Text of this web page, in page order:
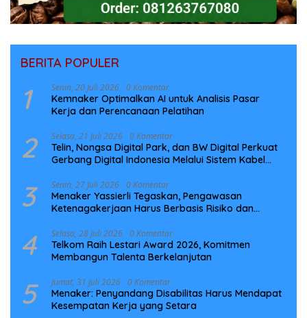
BERITA POPULER
1 Senin, 20 Juli 2026 0 Komentar
Kemnaker Optimalkan AI untuk Analisis Pasar
Kerja dan Perencanaan Pelatihan
2 Selasa, 21 Juli 2026 0 Komentar
Telin, Nongsa Digital Park, dan BW Digital Perkuat
Gerbang Digital Indonesia Melalui Sistem Kabel
3 Senin, 27 Juli 2026 0 Komentar
Menaker Yassierli Tegaskan, Pengawasan
Ketenagakerjaan Harus Berbasis Risiko dan
4 Selasa, 28 Juli 2026 0 Komentar
Telkom Raih Lestari Award 2026, Komitmen
Membangun Talenta Berkelanjutan
5 Jumat, 31 Juli 2026 0 Komentar
Menaker: Penyandang Disabilitas Harus Mendapat
Kesempatan Kerja yang Setara